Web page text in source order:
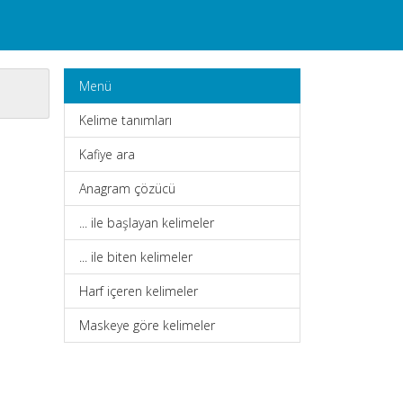
Menü
Kelime tanımları
Kafiye ara
Anagram çözücü
... ile başlayan kelimeler
... ile biten kelimeler
Harf içeren kelimeler
Maskeye göre kelimeler